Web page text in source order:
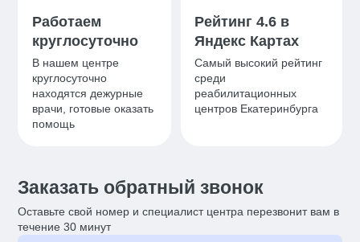
Работаем
круглосуточно
В нашем центре
круглосуточно
находятся дежурные
врачи, готовые оказать
помощь
Рейтинг 4.6 в
Яндекс Картах
Самый высокий рейтинг
среди
реабилитационных
центров Екатеринбурга
Заказать обратный звонок
Оставьте свой номер и специалист центра перезвонит вам в
течение 30 минут